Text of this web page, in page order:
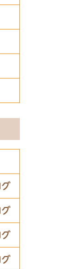
グ
グ
グ
グ